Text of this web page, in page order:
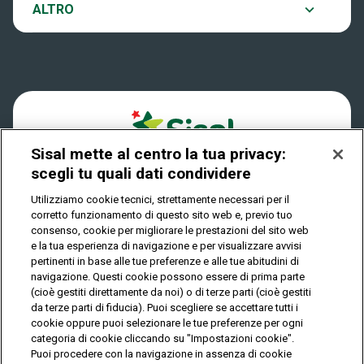
Play Your Date
Dove si gioca
Quanto si vince
Come riscuotere
ALTRO
Notifiche
Privacy
IL GIOCO È VIETATO AI MINORI E PUÒ CAUSARE
DIPENDENZA PATOLOGICA
© Copyright Sisal Italia S.p.A. - P.I. 02433760135
Privacy Cookies
Mappa
del
sito
Sisal mette al centro la tua privacy:
scegli tu quali dati condividere
Utilizziamo cookie tecnici, strettamente necessari per il
corretto funzionamento di questo sito web e, previo tuo
consenso, cookie per migliorare le prestazioni del sito web
e la tua esperienza di navigazione e per visualizzare avvisi
pertinenti in base alle tue preferenze e alle tue abitudini di
navigazione. Questi cookie possono essere di prima parte
(cioè gestiti direttamente da noi) o di terze parti (cioè gestiti
da terze parti di fiducia). Puoi scegliere se accettare tutti i
cookie oppure puoi selezionare le tue preferenze per ogni
categoria di cookie cliccando su "Impostazioni cookie".
Puoi procedere con la navigazione in assenza di cookie